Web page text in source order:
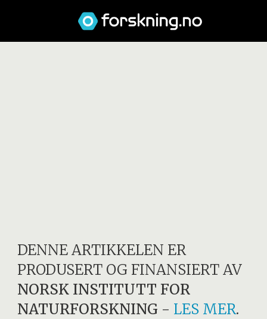
DENNE ARTIKKELEN ER
PRODUSERT OG FINANSIERT AV
NORSK INSTITUTT FOR
NATURFORSKNING - LES MER.